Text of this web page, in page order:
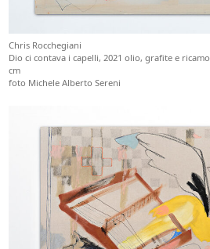
Chris Rocchegiani
Dio ci contava i capelli, 2021 olio, grafite e
cm
foto Michele Alberto Sereni